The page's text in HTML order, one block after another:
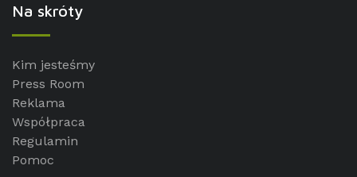
Na skróty
Kim jesteśmy
Press Room
Reklama
Współpraca
Regulamin
Pomoc